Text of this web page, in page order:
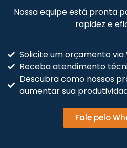
Nossa equipe está pronta
rapidez e
Solicite um orçamento
Receba atendimento
Descubra como nossos
aumentar sua
Fale pelo